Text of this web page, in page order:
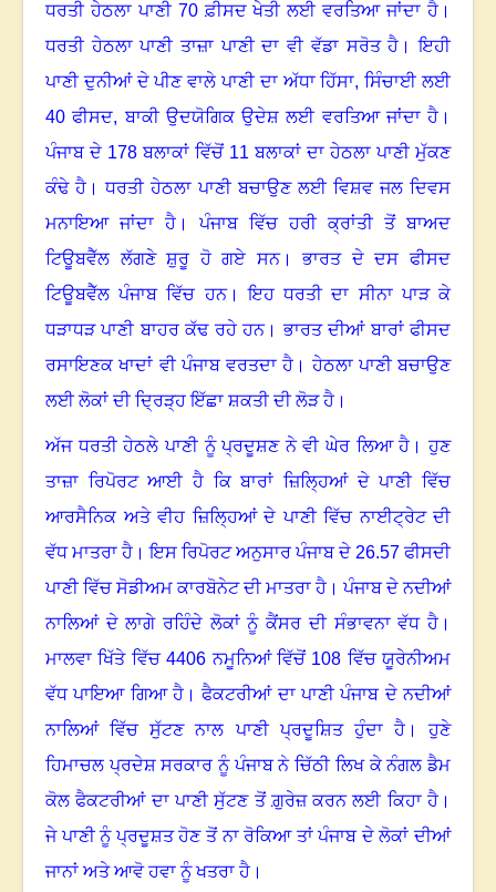
ਧਰਤੀ ਹੇਠਲਾ ਪਾਣੀ 70 ਫ਼ੀਸਦ ਖੇਤੀ ਲਈ ਵਰਤਿਆ ਜਾਂਦਾ ਹੈ ।
ਧਰਤੀ ਹੇਠਲਾ ਪਾਣੀ ਤਾਜ਼ਾ ਪਾਣੀ ਦਾ ਵੀ ਵੱਡਾ ਸਰੋਤ ਹੈ ।ਇਹੀ
ਪਾਣੀ ਦੁਨੀਆਂ ਦੇ ਪੀਣ ਵਾਲੇ ਪਾਣੀ ਦਾ ਅੱਧਾ ਹਿੱਸਾ,ਸਿੰਚਾਈ ਲਈ
40 ਫੀਸਦ, ਬਾਕੀ ਉਦਯੋਗਿਕ ਉਦੇਸ਼ ਲਈ ਵਰਤਿਆ ਜਾਂਦਾ ਹੈ ।
ਪੰਜਾਬ ਦੇ 178 ਬਲਾਕਾਂ ਵਿੱਚੋਂ 11 ਬਲਾਕਾਂ ਦਾ ਹੇਠਲਾ ਪਾਣੀ ਮੁੱਕਣ
ਕੰਢੇ ਹੈ ।ਧਰਤੀ ਹੇਠਲਾ ਪਾਣੀ ਬਚਾਉਣ ਲਈ ਵਿਸ਼ਵ ਜਲ ਦਿਵਸ
ਮਨਾਇਆ ਜਾਂਦਾ ਹੈ ।ਪੰਜਾਬ ਵਿੱਚ ਹਰੀ ਕ੍ਰਾਂਤੀ ਤੋਂ ਬਾਅਦ
ਟਿਊਬਵੈੱਲ ਲੱਗਣੇ ਸ਼ੁਰੂ ਹੋ ਗਏ ਸਨ।ਭਾਰਤ ਦੇ ਦਸ ਫੀਸਦ
ਟਿਊਬਵੈੱਲ ਪੰਜਾਬ ਵਿੱਚ ਹਨ।ਇਹ ਧਰਤੀ ਦਾ ਸੀਨਾ ਪਾੜ ਕੇ
ਧੜਾਧੜ ਪਾਣੀ ਬਾਹਰ ਕੱਢ ਰਹੇ ਹਨ।ਭਾਰਤ ਦੀਆਂ ਬਾਰਾਂ ਫੀਸਦ
ਰਸਾਇਣਕ ਖਾਦਾਂ ਵੀ ਪੰਜਾਬ ਵਰਤਦਾ ਹੈ ।ਹੇਠਲਾ ਪਾਣੀ ਬਚਾਉਣ
ਲਈ ਲੋਕਾਂ ਦੀ ਦ੍ਰਿੜ੍ਹ ਇੱਛਾ ਸ਼ਕਤੀ ਦੀ ਲੋੜ ਹੈ ।
ਅੱਜ ਧਰਤੀ ਹੇਠਲੇ ਪਾਣੀ ਨੂੰ ਪ੍ਰਦੂਸ਼ਣ ਨੇ ਵੀ ਘੇਰ ਲਿਆ ਹੈ ।ਹੁਣ
ਤਾਜ਼ਾ ਰਿਪੋਰਟ ਆਈ ਹੈ ਕਿ ਬਾਰਾਂ ਜ਼ਿਲ੍ਹਿਆਂ ਦੇ ਪਾਣੀ ਵਿੱਚ
ਆਰਸੈਨਿਕ ਅਤੇ ਵੀਹ ਜ਼ਿਲ੍ਹਿਆਂ ਦੇ ਪਾਣੀ ਵਿੱਚ ਨਾਈਟ੍ਰੇਟ ਦੀ
ਵੱਧ ਮਾਤਰਾ ਹੈ ।ਇਸ ਰਿਪੋਰਟ ਅਨੁਸਾਰ ਪੰਜਾਬ ਦੇ 26.57 ਫੀਸਦੀ
ਪਾਣੀ ਵਿੱਚ ਸੋਡੀਅਮ ਕਾਰਬੋਨੇਟ ਦੀ ਮਾਤਰਾ ਹੈ ।ਪੰਜਾਬ ਦੇ ਨਦੀਆਂ
ਨਾਲਿਆਂ ਦੇ ਲਾਗੇ ਰਹਿੰਦੇ ਲੋਕਾਂ ਨੂੰ ਕੈਂਸਰ ਦੀ ਸੰਭਾਵਨਾ ਵੱਧ ਹੈ ।
ਮਾਲਵਾ ਖਿੱਤੇ ਵਿੱਚ 4406 ਨਮੂਨਿਆਂ ਵਿੱਚੋਂ 108 ਵਿੱਚ ਯੂਰੇਨੀਅਮ
ਵੱਧ ਪਾਇਆ ਗਿਆ ਹੈ ।ਫੈਕਟਰੀਆਂ ਦਾ ਪਾਣੀ ਪੰਜਾਬ ਦੇ ਨਦੀਆਂ
ਨਾਲਿਆਂ ਵਿੱਚ ਸੁੱਟਣ ਨਾਲ ਪਾਣੀ ਪ੍ਰਦੂਸ਼ਿਤ ਹੁੰਦਾ ਹੈ।ਹੁਣੇ
ਹਿਮਾਚਲ ਪ੍ਰਦੇਸ਼ ਸਰਕਾਰ ਨੂੰ ਪੰਜਾਬ ਨੇ ਚਿੱਠੀ ਲਿਖ ਕੇ ਨੰਗਲ ਡੈਮ
ਕੋਲ ਫੈਕਟਰੀਆਂ ਦਾ ਪਾਣੀ ਸੁੱਟਣ ਤੋਂ ਗ਼ੁਰੇਜ਼ ਕਰਨ ਲਈ ਕਿਹਾ ਹੈ ।
ਜੇ ਪਾਣੀ ਨੂੰ ਪ੍ਰਦੂਸ਼ਤ ਹੋਣ ਤੋਂ ਨਾ ਰੋਕਿਆ ਤਾਂ ਪੰਜਾਬ ਦੇ ਲੋਕਾਂ ਦੀਆਂ
ਜਾਨਾਂ ਅਤੇ ਆਵੋ ਹਵਾ ਨੂੰ ਖਤਰਾ ਹੈ।